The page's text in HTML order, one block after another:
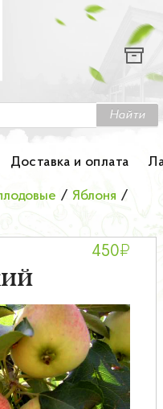
Найти
Доставка и оплата
розы
/ Яблоня /
450₽